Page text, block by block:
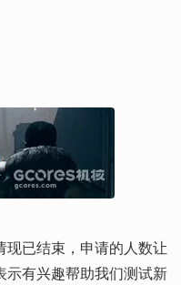
现已结束，申请的人数让
有兴趣帮助我们测试新